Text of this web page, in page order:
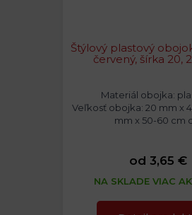
Štýlový plastový
červený, šírka 20,
Materiál obojka:
Veľkosť obojka: 20 mm x
mm x 50-60 cm
od 3,65 €
NA SKLADE VIAC